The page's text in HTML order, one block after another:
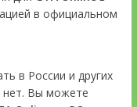
в официальном
в России и других
нет. Вы можете